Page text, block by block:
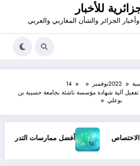
للأخبار
الجزائر والشأن المغاربي والعربي
2022نوفمبر
14
ألية شهادة مؤسسة ناشئة بجامعة حسيبة بن
بوعلي
أفضل ممارسات التدريب الافتراضي